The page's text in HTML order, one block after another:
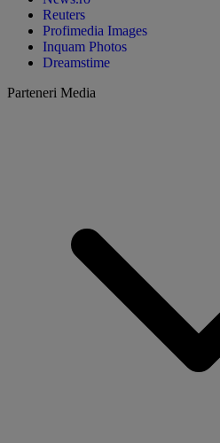
Reuters
Profimedia Images
Inquam Photos
Dreamstime
Parteneri Media